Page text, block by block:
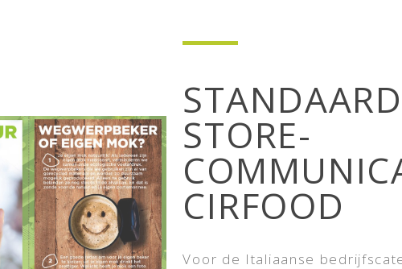
STORE-
CIRFOOD
Voor de Italiaanse